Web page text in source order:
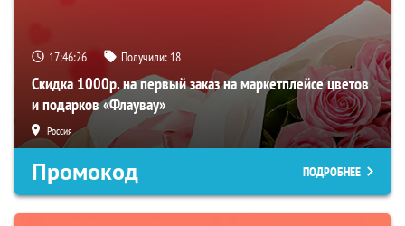
17:46:25 Получили: 18
Скидка 1000р. на первый заказ на маркетплейсе цветов
и подарков «Флаувау»
Россия
Промокод ПОДРОБНЕЕ